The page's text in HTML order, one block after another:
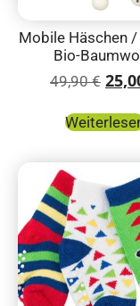
Mobile Häschen
Bio-
49,90€